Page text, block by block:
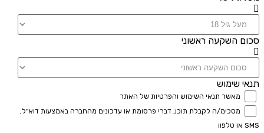
סכום השקעה ראשוני
תנאי שימוש
מאשר תנאי השימוש והפרטיות של האתר
מסכימ/ה לקבלת תוכן, דברי פרסומת או עדכונים מהחברה באמצעות דוא"ל,
SMS או טלפון